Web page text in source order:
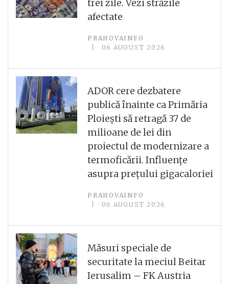
trei zile. Vezi străzile
afectate
PRAHOVAINFO
06 AUGUST 2026
ADOR cere dezbatere
publică înainte ca Primăria
Ploiești să retragă 37 de
milioane de lei din
proiectul de modernizare a
termoficării. Influențe
asupra prețului gigacaloriei
PRAHOVAINFO
06 AUGUST 2026
Măsuri speciale de
securitate la meciul Beitar
Ierusalim – FK Austria